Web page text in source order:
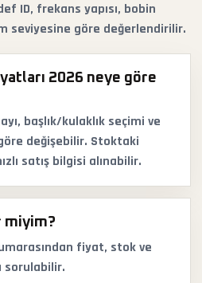
ID, frekans yapısı, bobin
seviyesine göre değerlendirilir.
2026 neye göre
başlık/kulaklık seçimi ve
değişebilir. Stoktaki
satış bilgisi alınabilir.
miyim?
fiyat, stok ve
sorulabilir.